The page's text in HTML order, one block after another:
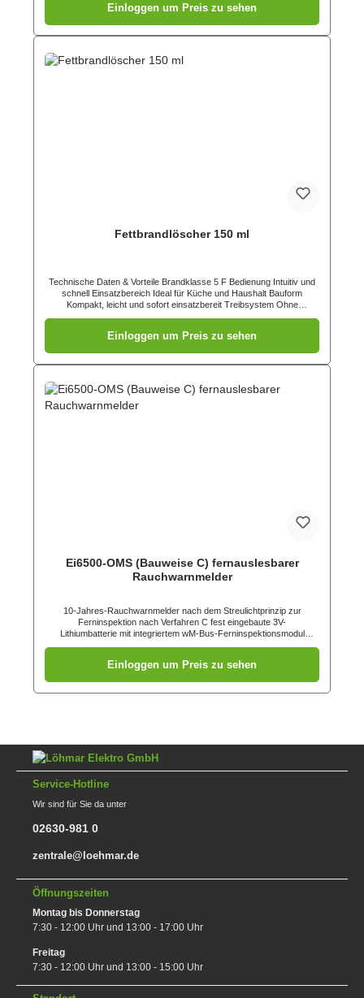
ermöglicht. Die Stirnlampe überzeugt durch ihre komfortable,
freihändige Nutzung und das verstellbare Stirnband mit sicherem Sitz.
Der integrierte Waving-Sensor ermöglicht das Ein- und Ausschalten
USB-C-Ladefunktion eignet sich die Leuchte ideal für Baustellen,
Reparaturarbeiten, Camping, Sport und Notfälle. Vorteile 300 lm
Einloggen um Preis zu sehen
Fettbrandlöscher 150 ml
Technische Daten & Vorteile Brandklasse 5 F Bedienung Intuitiv und
schnell Einsatzbereich Ideal für Küche und Haushalt Bauform
Kompakt, leicht und sofort einsatzbereit Treibsystem Ohne
Treibgase, Aerosole oder Pressluft Wartung Wartungsfrei,
Sprühweite ca. 4 m Sprühzeit ca. 15 Sekunden Betriebsdruck ca. 2
Hochleistungs-Fettlöschmittel auf Basis organischer Salze
Kompatibel zu DIN EN 3-7 Der innovative Aufbau ohne Druckgas
macht den Fett- und Festbrandlöscher besonders sicher in Lagerung
und Handhabung. Gleichzeitig sorgt das leistungsstarke Löschmittel
Einloggen um Preis zu sehen
Ei6500-OMS (Bauweise C) fernauslesbarer
Rauchwarnmelder
10-Jahres-Rauchwarnmelder nach dem Streulichtprinzip zur
Ferninspektion nach Verfahren C fest eingebaute 3V-
Lithiumbatterie mit integriertem wM-Bus-Ferninspektionsmodul
Testlautstärke ohne LED-Blinken -
Einloggen um Preis zu sehen
Service-Hotline
Wir sind für Sie da unter
02630-981 0
zentrale@loehmar.de
Öffnungszeiten
Montag bis Donnerstag
7:30 - 12:00 Uhr und 13:00 - 17:00 Uhr
Freitag
7:30 - 12:00 Uhr und 13:00 - 15:00 Uhr